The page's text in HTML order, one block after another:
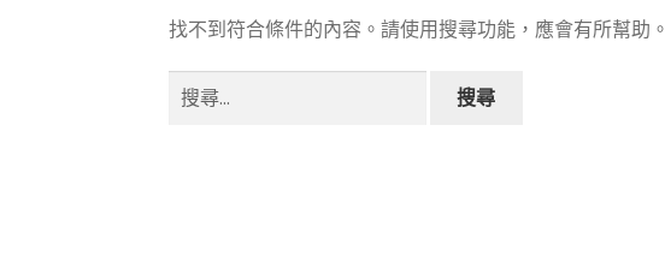
找不到符合條件的內容。請使用搜尋功能，應會有所幫助。
搜
尋